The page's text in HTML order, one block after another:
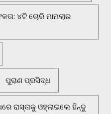
୪ଟି ଚୋରି ମାମଲାର
ପୁରାଣ ପ୍ରସିଦ୍ଧ
ରାସ୍ତାକୁ ଓହ୍ଲାଇଲେ ହିନ୍ଦୁ